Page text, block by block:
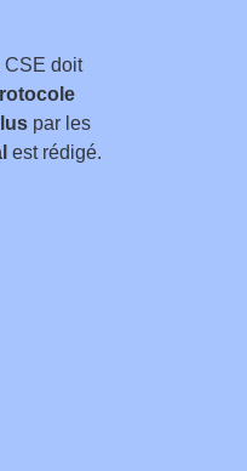
CSE doit
par les
est rédigé.